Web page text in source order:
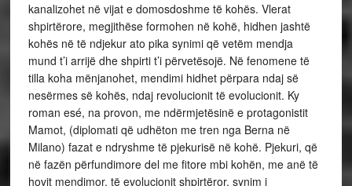
kanalizohet në vijat e domosdoshme të kohës. Vlerat
shpirtërore, megjithëse formohen në kohë, hidhen jashtë
kohës në të ndjekur ato pika synimi që vetëm mendja
mund t’i arrijë dhe shpirti t’i përvetësojë. Në fenomene të
tilla koha mënjanohet, mendimi hidhet përpara ndaj së
nesërmes së kohës, ndaj revolucionit të evolucionit. Ky
roman esé, na provon, me ndërmjetësinë e protagonistit
Mamot, (diplomati që udhëton me tren nga Berna në
Milano) fazat e ndryshme të pjekurisë në kohë. Pjekuri, që
në fazën përfundimore del me fitore mbi kohën, me anë të
hovit mendimor, të evolucionit shpirtëror, synim i